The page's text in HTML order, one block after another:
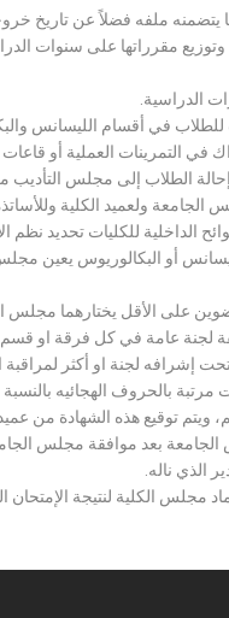
ملفه فضلاً عن تاريخ
وتوزيع مقرراتها على
الدراسية.
للطلاب في أقسام الليسانس
التمرينات العملية أو قاعات
الطلاب إلى مجلس
ولعميد الكلية
الداخلية للكليات تحديد نظم
أو البكالوريوس يعين
على الأقل يختارهما مجلس
لجنة عامة في كل فرقة او قسم
إشرافه لجنة او أكثر لمراقبة
بالحروف الهجائيه
ويتم توقيع هذه الشهادة من
بعد موافقة مجلس
الذي ناله.
مجلس الكلية لنتيجة الإمتحان